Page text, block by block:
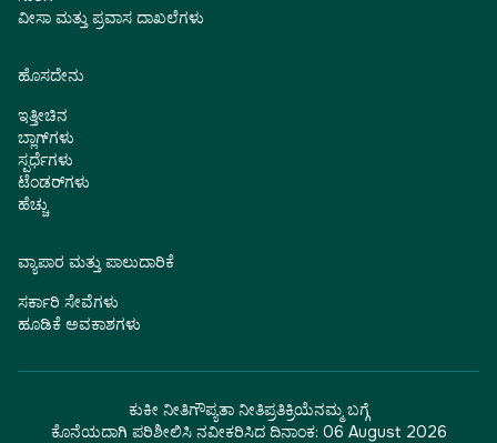
ವೀಸಾ ಮತ್ತು ಪ್ರವಾಸ ದಾಖಲೆಗಳು
ಹೊಸದೇನು
ಇತ್ತೀಚಿನ
ಬ್ಲಾಗ್‌ಗಳು
ಸ್ಪರ್ಧೆಗಳು
ಟೆಂಡರ್‌ಗಳು
ಹೆಚ್ಚು
ವ್ಯಾಪಾರ ಮತ್ತು ಪಾಲುದಾರಿಕೆ
ಸರ್ಕಾರಿ ಸೇವೆಗಳು
ಹೂಡಿಕೆ ಅವಕಾಶಗಳು
ಕುಕೀ ನೀತಿಗೌಪ್ಯತಾ ನೀತಿಪ್ರತಿಕ್ರಿಯೆನಮ್ಮ ಬಗ್ಗೆ
ಕೊನೆಯದಾಗಿ ಪರಿಶೀಲಿಸಿ ನವೀಕರಿಸಿದ ದಿನಾಂಕ: 06 August 2026